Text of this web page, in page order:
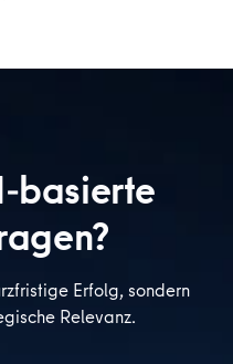
basierte
Erfolg, sondern
Relevanz.